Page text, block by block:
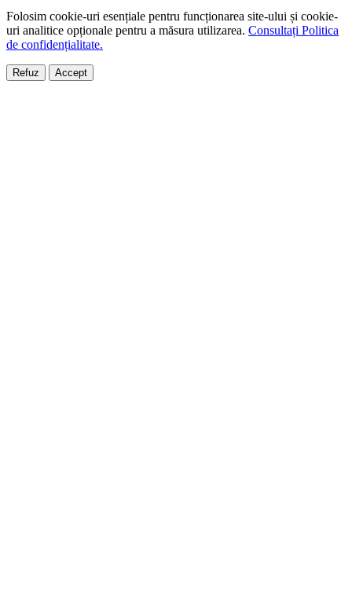
Folosim cookie-uri esențiale pentru funcționarea site-ului și cookie-
uri analitice opționale pentru a măsura utilizarea. Consultați Politica
de confidențialitate.
Refuz Accept